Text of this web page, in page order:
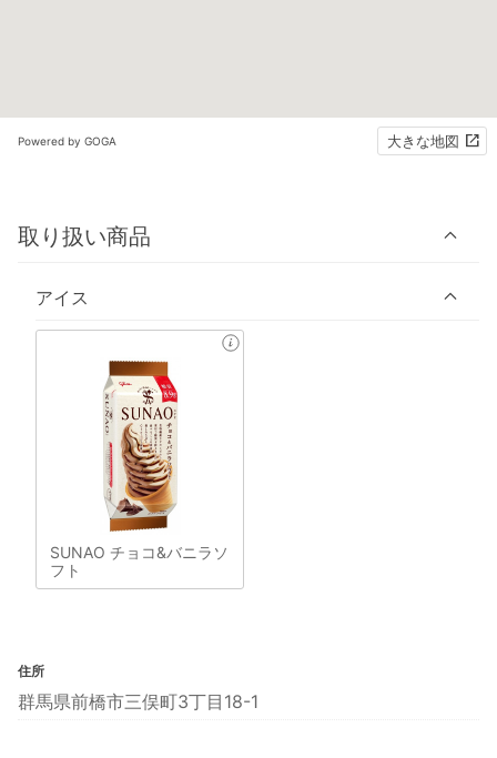
Powered by GOGA 大きな地図
取り扱い商品
アイス
SUNAO チョコ&バニラソ
フト
住所
群馬県前橋市三俣町3丁目18-1